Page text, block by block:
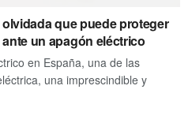
que puede proteger
un apagón eléctrico
en España, una de las
una imprescindible y